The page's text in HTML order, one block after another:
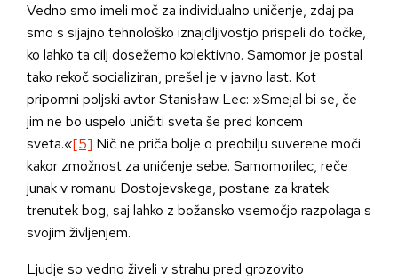
Vedno smo imeli moč za individualno uničenje, zdaj pa
smo s sijajno tehnološko iznajdljivostjo prispeli do točke,
ko lahko ta cilj dosežemo kolektivno. Samomor je postal
tako rekoč socializiran, prešel je v javno last. Kot
pripomni poljski avtor Stanisław Lec: »Smejal bi se, če
jim ne bo uspelo uničiti sveta še pred koncem
sveta.«[5] Nič ne priča bolje o preobilju suverene moči
kakor zmožnost za uničenje sebe. Samomorilec, reče
junak v romanu Dostojevskega, postane za kratek
trenutek bog, saj lahko z božansko vsemočjo razpolaga s
svojim življenjem.
Ljudje so vedno živeli v strahu pred grozovito